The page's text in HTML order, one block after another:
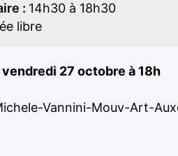
: 14h30 à 18h30
libre
27 octobre à 18h
Vannini-Mouv-Art-